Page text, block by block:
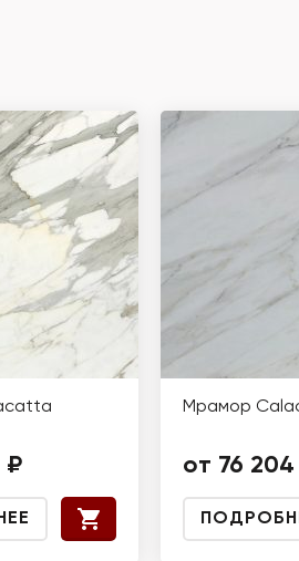
₽
Мрамор
от 76